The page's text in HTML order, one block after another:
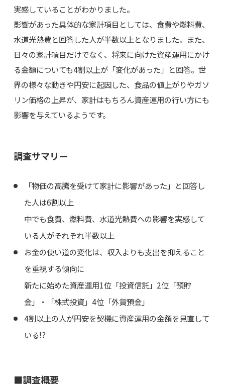
実感していることがわかりました。
影響があった具体的な家計項目としては、食費や燃料費、
水道光熱費と回答した人が半数以上となりました。また、
日々の家計項目だけでなく、将来に向けた資産運用にかけ
る金額についても4割以上が「変化があった」と回答。世
界の様々な動きや円安に起因した、食品の値上がりやガソ
リン価格の上昇が、家計はもちろん資産運用の行い方にも
影響を与えているようです。
調査サマリー
「物価の高騰を受けて家計に影響があった」と回答し
た人は6割以上
中でも食費、燃料費、水道光熱費への影響を実感して
いる人がそれぞれ半数以上
お金の使い道の変化は、収入よりも支出を抑えること
を重視する傾向に
新たに始めた資産運用1位「投資信託」2位「預貯
金」・「株式投資」4位「外貨預金」
4割以上の人が円安を契機に資産運用の金額を見直して
いる!?
■調査概要